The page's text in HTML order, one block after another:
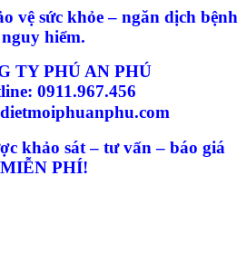
vệ sức khỏe – ngăn dịch bệnh
nguy hiểm.
TY PHÚ AN PHÚ
0911.967.456
dietmoiphuanphu.com
khảo sát – tư vấn – báo giá
MIỄN PHÍ!